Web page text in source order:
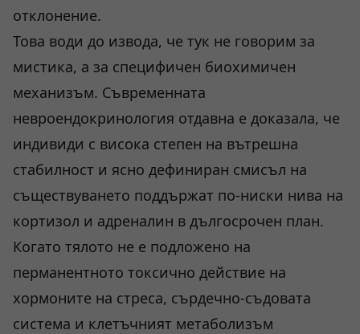
отклонение.
Това води до извода, че тук не говорим за
мистика, а за специфичен биохимичен
механизъм. Съвременната
невроендокринология отдавна е доказала, че
индивиди с висока степен на вътрешна
стабилност и ясно дефиниран смисъл на
съществуването поддържат по-ниски нива на
кортизол и адреналин в дългосрочен план.
Когато тялото не е подложено на
перманентното токсично действие на
хормоните на стреса, сърдечно-съдовата
система и клетъчният метаболизъм